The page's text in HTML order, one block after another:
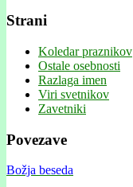
Strani
Koledar praznikov
Ostale osebnosti
Razlaga imen
Viri svetnikov
Zavetniki
Povezave
Božja beseda